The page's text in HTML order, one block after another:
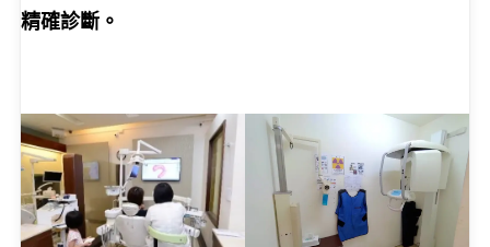
精確診斷。